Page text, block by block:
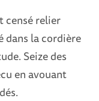
censé relier
dans la cordière
Seize des
en avouant